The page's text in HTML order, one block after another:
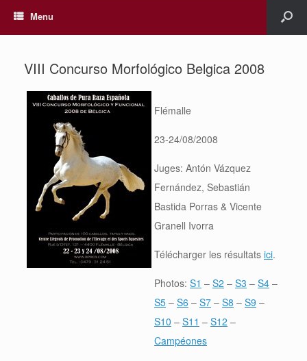
Menu
VIII Concurso Morfológico Belgica 2008
Flémalle
23-24/08/2008
Juges: Antón Vázquez
Fernández, Sebastián
Bastida Porras & Vicente
Granell Ivorra
Télécharger les résultats ici.
Photos: S1 – S2 – S3 – S4 –
S5 – S6 – S7 – S8 – S9 –
S10 – S11 – S12 –
Campéones